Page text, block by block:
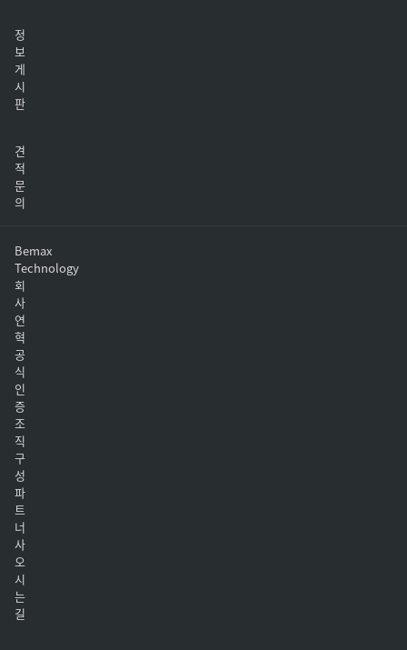
정
보
게
시
판
견
적
문
의
Bemax
Technology
회
사
연
혁
공
식
인
증
조
직
구
성
파
트
너
사
오
시
는
길